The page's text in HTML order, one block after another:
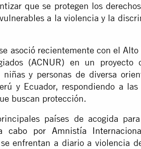
que se protegen los
a la violencia y la
asoció recientemente con el
(ACNUR) en un
y personas de diversa
y Ecuador, respondiendo a
buscan protección.
países de acogida
cabo por Amnistía
enfrentan a diario a violencia